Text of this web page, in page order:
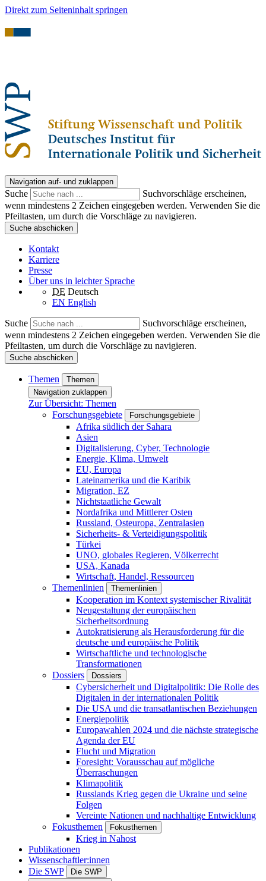
Direkt zum Seiteninhalt springen
Navigation auf- und zuklappen
Suche
Suchvorschläge erscheinen,
wenn mindestens 2 Zeichen eingegeben werden. Verwenden Sie die
Pfeiltasten, um durch die Vorschläge zu navigieren.
Suche abschicken
Kontakt
Karriere
Presse
Über uns in leichter Sprache
DE Deutsch
EN English
Suche
Suchvorschläge erscheinen,
wenn mindestens 2 Zeichen eingegeben werden. Verwenden Sie die
Pfeiltasten, um durch die Vorschläge zu navigieren.
Suche abschicken
Themen
Themen
Navigation zuklappen
Zur Übersicht: Themen
Forschungsgebiete
Forschungsgebiete
Afrika südlich der Sahara
Asien
Digitalisierung, Cyber, Technologie
Energie, Klima, Umwelt
EU, Europa
Lateinamerika und die Karibik
Migration, EZ
Nichtstaatliche Gewalt
Nordafrika und Mittlerer Osten
Russland, Osteuropa, Zentralasien
Sicherheits- & Verteidigungspolitik
Türkei
UNO, globales Regieren, Völkerrecht
USA, Kanada
Wirtschaft, Handel, Ressourcen
Themenlinien
Themenlinien
Kooperation im Kontext systemischer Rivalität
Neugestaltung der europäischen
Sicherheitsordnung
Autokratisierung als Herausforderung für die
deutsche und europäische Politik
Wirtschaftliche und technologische
Transformationen
Dossiers
Dossiers
Cybersicherheit und Digitalpolitik: Die Rolle des
Digitalen in der internationalen Politik
Die USA und die transatlantischen Beziehungen
Energiepolitik
Europawahlen 2024 und die nächste strategische
Agenda der EU
Flucht und Migration
Foresight: Vorausschau auf mögliche
Überraschungen
Klimapolitik
Russlands Krieg gegen die Ukraine und seine
Folgen
Vereinte Nationen und nachhaltige Entwicklung
Fokusthemen
Fokusthemen
Krieg in Nahost
Publikationen
Wissenschaftler:innen
Die SWP
Die SWP